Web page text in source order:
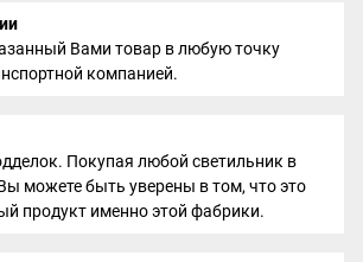
Вами товар в любую точку
компанией.
Покупая любой светильник в
можете быть уверены в том, что это
продукт именно этой фабрики.